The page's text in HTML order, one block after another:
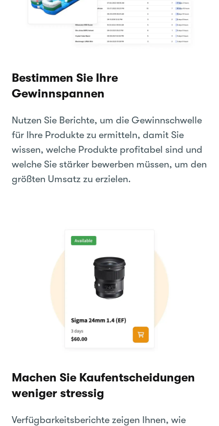
Bestimmen Sie Ihre
Gewinnspannen
Nutzen Sie Berichte, um die Gewinnschwelle
für Ihre Produkte zu ermitteln, damit Sie
wissen, welche Produkte profitabel sind und
welche Sie stärker bewerben müssen, um den
größten Umsatz zu erzielen.
Machen Sie Kaufentscheidungen
weniger stressig
Verfügbarkeitsberichte zeigen Ihnen, wie